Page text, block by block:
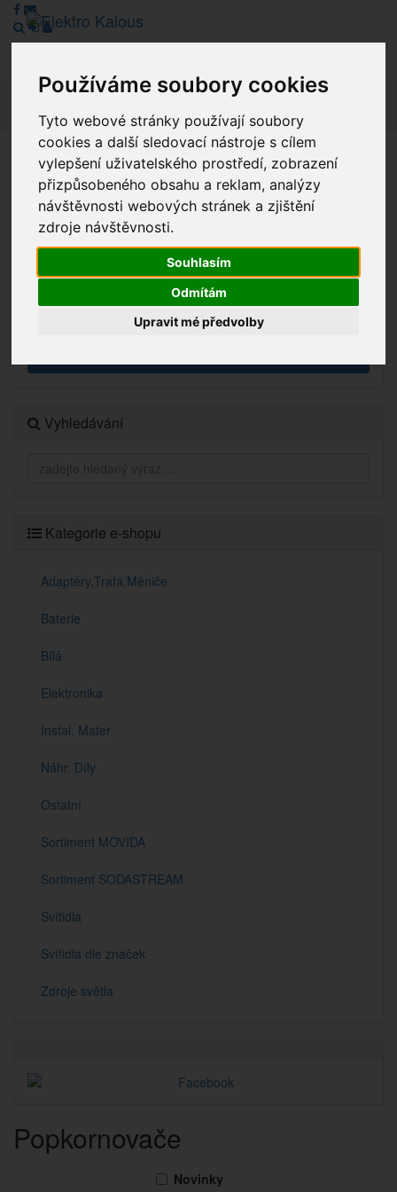
Používáme soubory cookies
Tyto webové stránky používají soubory
cookies a další sledovací nástroje s cílem
vylepšení uživatelského prostředí, zobrazení
přizpůsobeného obsahu a reklam, analýzy
návštěvnosti webových stránek a zjištění
zdroje návštěvnosti.
Souhlasím
Odmítám
Upravit mé předvolby
Vážení zákazníci, v tuto chvíli je Náš internetový obchod v
režimu Katalogu. Objednávky on-line nyní nelze vyřídit.
Děkujeme za pochopení.
Výprodej
Vyhledávání
Kategorie e-shopu
Adaptéry,Trafa,Měniče
Baterie
Bílá
Elektronika
Instal. Mater
Náhr. Díly
Ostatní
Sortiment MOVIDA
Sortiment SODASTREAM
Svítidla
Svítidla dle značek
Zdroje světla
Popkornovače
Novinky